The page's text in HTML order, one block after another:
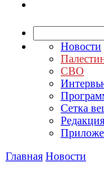
Новости
СВО
Сетка
Редакция
Главная Новости